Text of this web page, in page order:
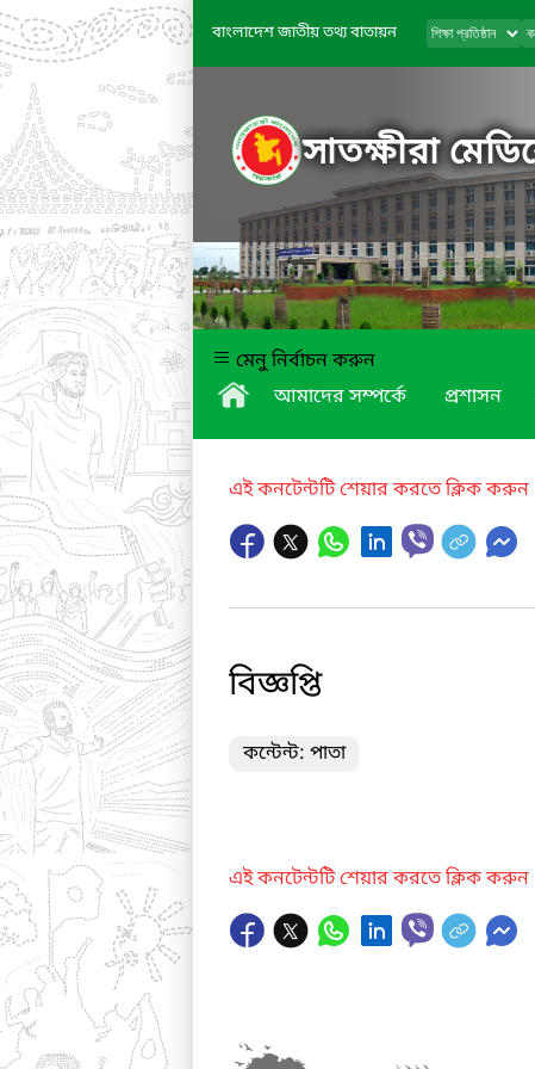
বাংলাদেশ জাতীয় তথ্য বাতায়ন
সাতক্ষীরা
মেনু নির্বাচন করুন
আমাদের সম্পর্কে
প্রশাসন
এই কনটেন্টটি শেয়ার করতে ক্লিক করুন
বিজ্ঞপ্তি
কন্টেন্ট: পাতা
এই কনটেন্টটি শেয়ার করতে ক্লিক করুন